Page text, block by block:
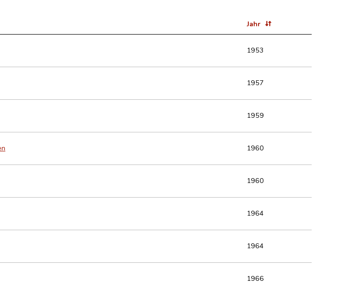
Jahr
1953
1957
1959
1960
1960
1964
1964
1966